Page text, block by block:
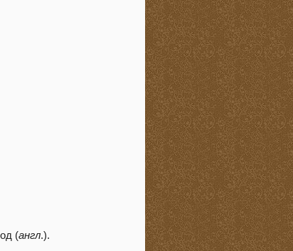
(англ.).